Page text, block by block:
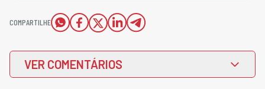
COMPARTILHE
VER COMENTÁRIOS